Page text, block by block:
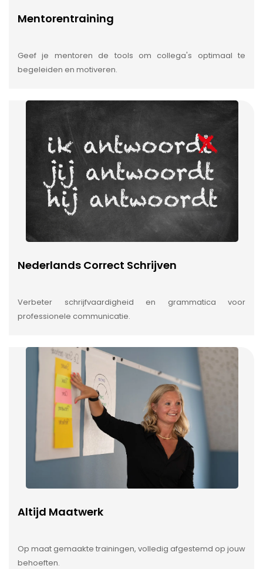
Mentorentraining
Geef je mentoren de tools om collega's optimaal te
begeleiden en motiveren.
Nederlands Correct Schrijven
Verbeter schrijfvaardigheid en grammatica voor
professionele communicatie.
Altijd Maatwerk
Op maat gemaakte trainingen, volledig afgestemd op jouw
behoeften.